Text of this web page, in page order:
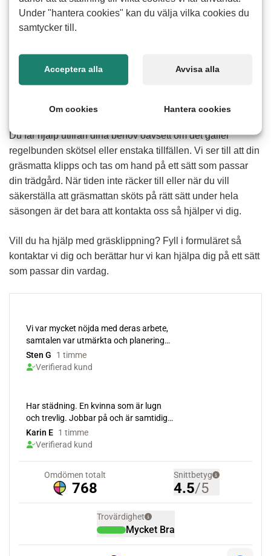
Hur fungerar hjälp med gräsklippning
Du får hjälp utifrån dina behov oavsett om det gäller
regelbunden skötsel eller enstaka tillfällen. Vi ser till att din
gräsmatta klipps och tas om hand på ett sätt som passar
din trädgård. När tiden inte räcker till eller när du vill
säkerställa att gräsmattan sköts på rätt sätt under hela
säsongen är det bara att kontakta oss så hjälper vi dig.
Vill du ha hjälp med gräsklippning? Fyll i formuläret så
kontaktar vi dig och berättar hur vi kan hjälpa dig på ett sätt
som passar din vardag.
Under "hantera cookies" kan du välja vilka cookies du
samtycker till.
Acceptera alla Avvisa alla
Om cookies Hantera cookies